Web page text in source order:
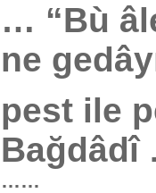
… “Bù
ne
pest ile
Bağdâdî
……